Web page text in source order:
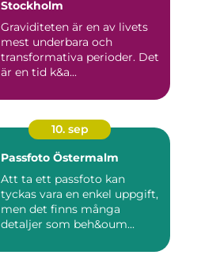
Stockholm
Graviditeten är en av livets
mest underbara och
transformativa perioder. Det
är en tid k&a...
10. sep
Passfoto Östermalm
Att ta ett passfoto kan
tyckas vara en enkel uppgift,
men det finns många
detaljer som beh&oum...